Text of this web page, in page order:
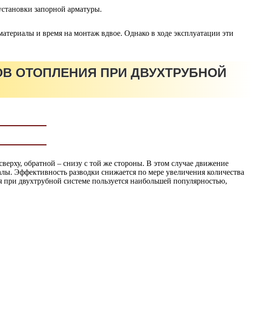
запорной арматуры.
и время на монтаж вдвое. Однако в ходе эксплуатации эти
ОТОПЛЕНИЯ ПРИ ДВУХТРУБНОЙ
обратной – снизу с той же стороны. В этом случае движение
Эффективность разводки снижается по мере увеличения количества
двухтрубной системе пользуется наибольшей популярностью,